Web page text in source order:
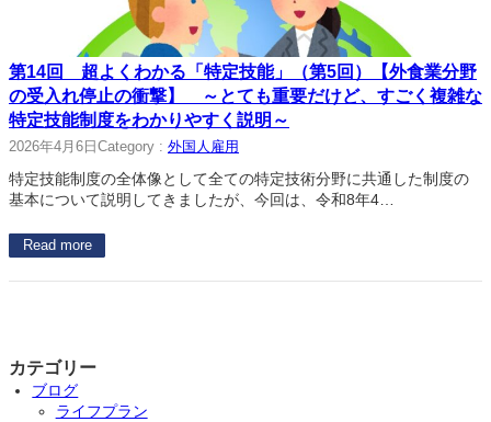
第14回 超よくわかる「特定技能」（第5回）【外食業分野
の受入れ停止の衝撃】 ～とても重要だけど、すごく複雑な
特定技能制度をわかりやすく説明～
2026年4月6日 Category : 外国人雇用
特定技能制度の全体像として全ての特定技術分野に共通した制度の
基本について説明してきましたが、今回は、令和8年4…
Read more
カテゴリー
ブログ
ライフプラン